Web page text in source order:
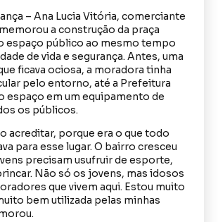
– Ana Lucia Vitória, comerciante
a construção da praça
espaço público ao mesmo tempo
de vida e segurança. Antes, uma
ficava ociosa, a moradora tinha
pelo entorno, até a Prefeitura
espaço em um equipamento de
os públicos.
acreditar, porque era o que todo
para esse lugar. O bairro cresceu
precisam usufruir de esporte,
Não só os jovens, mas idosos
que vivem aqui. Estou muito
bem utilizada pelas minhas